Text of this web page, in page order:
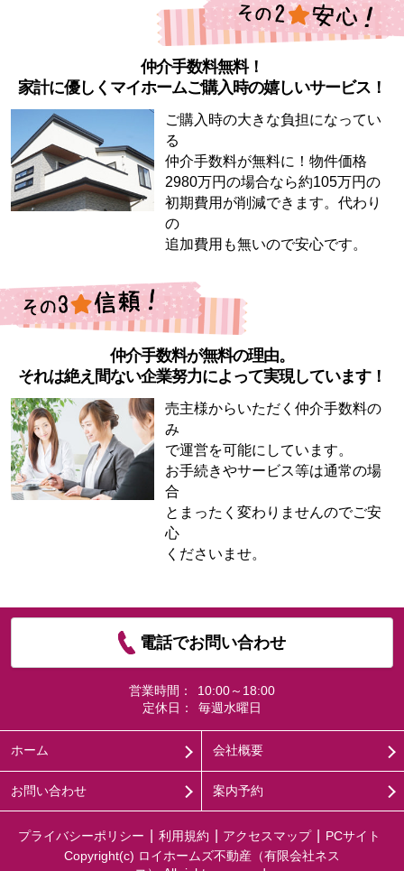
仲介手数料無料！
家計に優しくマイホームご購入時の嬉しいサービス！
ご購入時の大きな負担になってい
る
仲介手数料が無料に！物件価格
2980万円の場合なら約105万円の
初期費用が削減できます。代わり
の
追加費用も無いので安心です。
仲介手数料が無料の理由。
それは絶え間ない企業努力によって実現しています！
売主様からいただく仲介手数料の
み
で運営を可能にしています。
お手続きやサービス等は通常の場
合
とまったく変わりませんのでご安
心
くださいませ。
電話でお問い合わせ
営業時間：
10:00～18:00
定休日：
毎週水曜日
ホーム 会社概要
お問い合わせ 案内予約
プライバシーポリシー 利用規約 アクセスマップ
PCサイト
Copyright(c) ロイホームズ不動産（有限会社ネス